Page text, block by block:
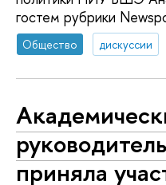
гостем рубрики
Общество дискуссии
приняла